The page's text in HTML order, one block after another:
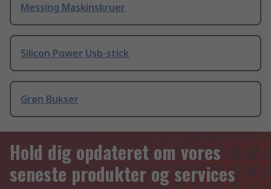
Messing Maskinskruer
Silicon Power Usb-stick
Grøn Bukser
Hold dig opdateret om vores
seneste produkter og services